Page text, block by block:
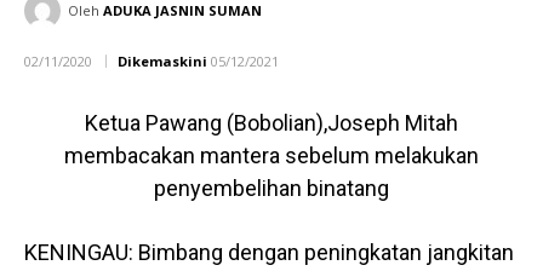
Oleh ADUKA JASNIN SUMAN
02/11/2020 Dikemaskini 05/12/2021
Ketua Pawang (Bobolian),Joseph Mitah
membacakan mantera sebelum melakukan
penyembelihan binatang
KENINGAU: Bimbang dengan peningkatan jangkitan